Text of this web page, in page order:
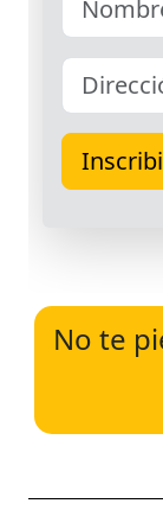
No te